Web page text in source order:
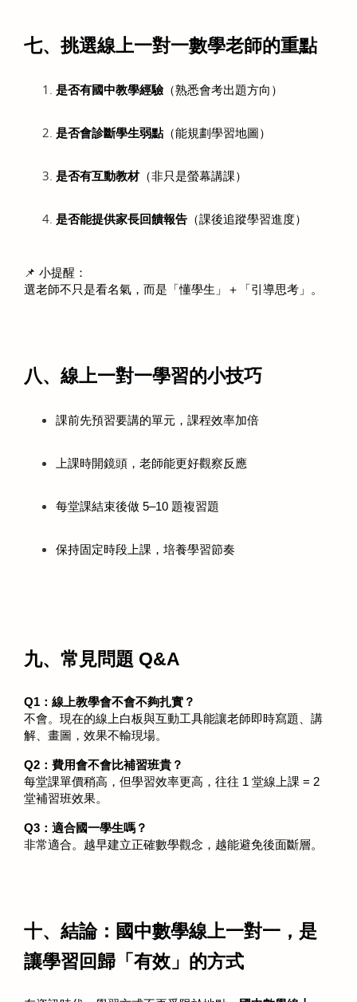
七、挑選線上一對一數學老師的重點
是否有國中教學經驗（熟悉會考出題方向）
是否會診斷學生弱點 （能規劃學習地圖）
是否有互動教材 （非只是螢幕講課）
是否能提供家長回饋報告 （課後追蹤學習進度）
📌 小提醒：
選老師不只是看名氣，而是「懂學生」＋「引導思考」。
八、線上一對一學習的小技巧
課前先預習要講的單元，課程效率加倍
上課時開鏡頭，老師能更好觀察反應
每堂課結束後做 5–10 題複習題
保持固定時段上課，培養學習節奏
九、常見問題 Q&A
Q1：線上教學會不會不夠扎實？
不會。現在的線上白板與互動工具能讓老師即時寫題、講
解、畫圖，效果不輸現場。
Q2：費用會不會比補習班貴？
每堂課單價稍高，但學習效率更高，往往 1 堂線上課 = 2
堂補習班效果。
Q3：適合國一學生嗎？
非常適合。越早建立正確數學觀念，越能避免後面斷層。
十、結論：國中數學線上一對一，是
讓學習回歸「有效」的方式